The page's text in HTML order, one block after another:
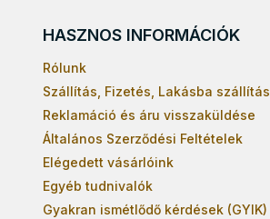
HASZNOS INFORMÁCIÓK
Rólunk
Szállítás, Fizetés, Lakásba szállítás
Reklamáció és áru visszaküldése
Általános Szerződési Feltételek
Elégedett vásárlóink
Egyéb tudnivalók
Gyakran ismétlődő kérdések (GYIK)